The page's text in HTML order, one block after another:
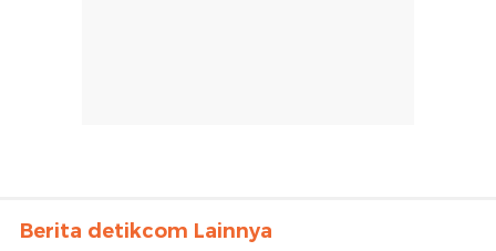
Berita detikcom Lainnya